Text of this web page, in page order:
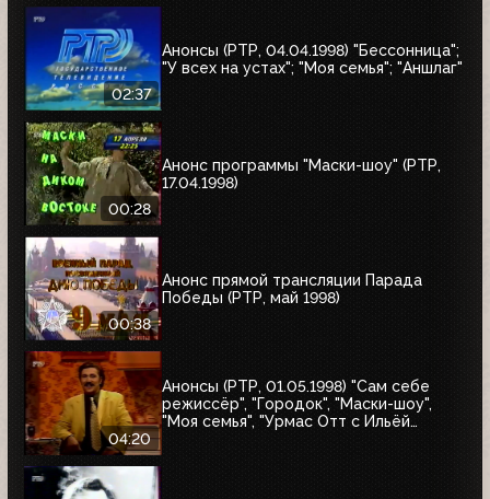
02:37
Анонсы (РТР, 04.04.1998) "Бессонница";
"У всех на устах"; "Моя семья"; "Аншлаг"
00:28
Анонс программы "Маски-шоу" (РТР,
17.04.1998)
00:38
Анонс прямой трансляции Парада
Победы (РТР, май 1998)
04:20
Анонсы (РТР, 01.05.1998) "Сам себе
режиссёр", "Городок", "Маски-шоу",
"Моя семья", "Урмас Отт с Ильёй